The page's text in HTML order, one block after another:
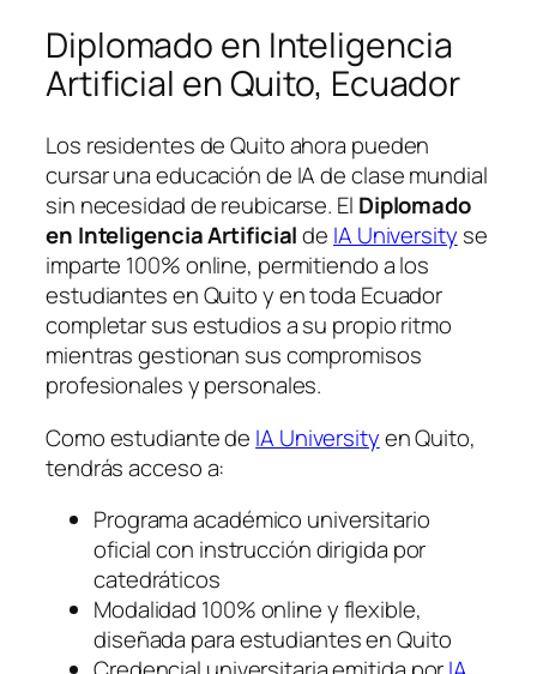
Diplomado en Inteligencia
Artificial en Quito, Ecuador
Los residentes de Quito ahora pueden
cursar una educación de IA de clase mundial
sin necesidad de reubicarse. El Diplomado
en Inteligencia Artificialde IA University se
imparte 100% online, permitiendo a los
estudiantes en Quito y en toda Ecuador
completar sus estudios a su propio ritmo
mientras gestionan sus compromisos
profesionales y personales.
Como estudiante de IA Universityen Quito,
tendrás acceso a:
Programa académico universitario
oficial con instrucción dirigida por
catedráticos
Modalidad 100% online y flexible,
diseñada para estudiantes en Quito